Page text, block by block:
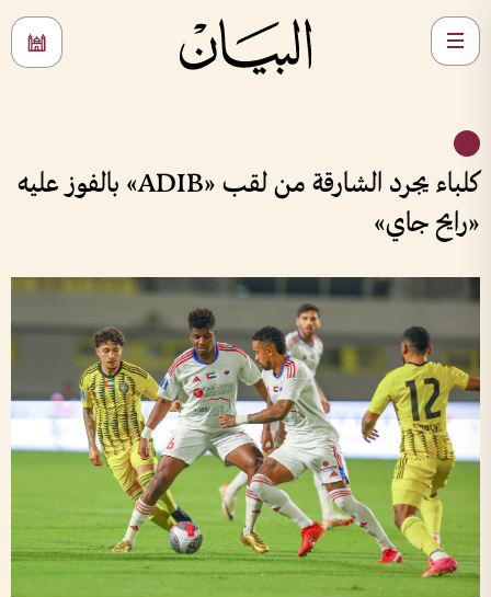
كلباء يجرد الشارقة من لقب «ADIB» بالفوز عليه
«رايح جاي»